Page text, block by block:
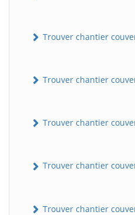
Trouver chantier
Trouver chantier
Trouver chantier
Trouver chantier
Trouver chantier